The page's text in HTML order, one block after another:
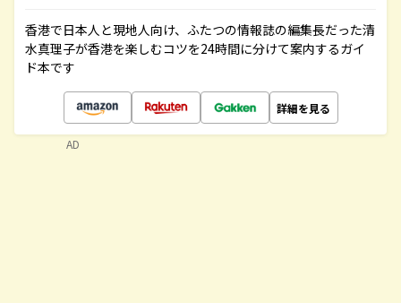
香港で日本人と現地人向け、ふたつの情報誌の編集長だった清
水真理子が香港を楽しむコツを24時間に分けて案内するガイ
ド本です
詳細を見る
AD